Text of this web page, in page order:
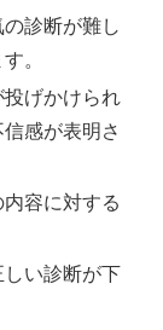
診断が難し
。
げかけられ
感が表明さ
容に対する
い診断が下